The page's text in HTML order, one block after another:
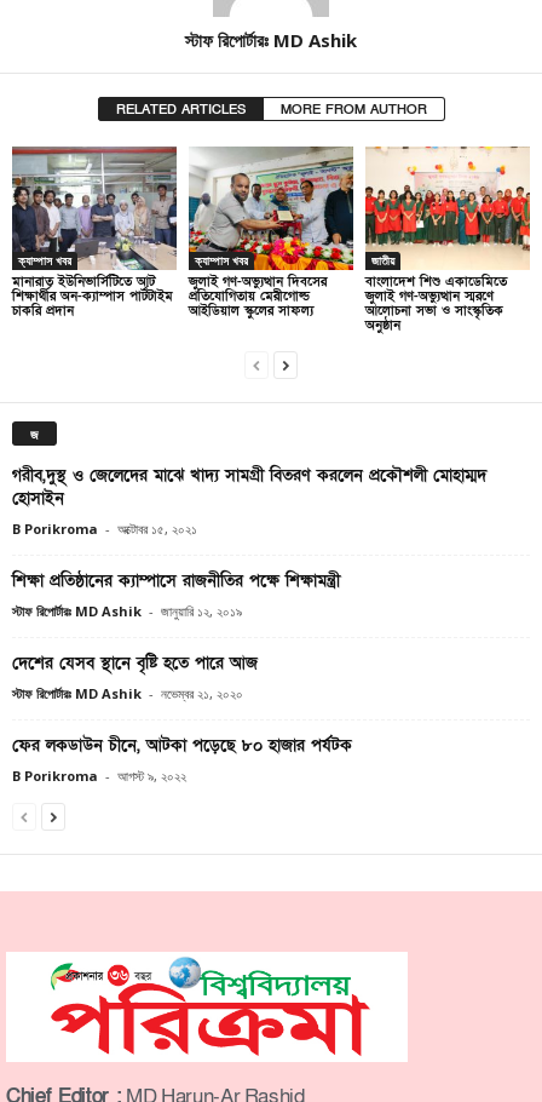
স্টাফ রিপোর্টারঃ MD Ashik
RELATED ARTICLES MORE FROM AUTHOR
ক্যাম্পাস খবর
মানারাত ইউনিভার্সিটিতে আট
শিক্ষার্থীর অন-ক্যাম্পাস পার্টটাইম
চাকরি প্রদান
ক্যাম্পাস খবর
জুলাই গণ-অভ্যুত্থান দিবসের
প্রতিযোগিতায় মেরীগোল্ড
আইডিয়াল স্কুলের সাফল্য
জাতীয়
বাংলাদেশ শিশু একাডেমিতে
জুলাই গণ-অভ্যুত্থান স্মরণে
আলোচনা সভা ও সাংস্কৃতিক
অনুষ্ঠান
জ
গরীব,দুস্থ ও জেলেদের মাঝে খাদ্য সামগ্রী বিতরণ করলেন প্রকৌশলী মোহাম্মদ
হোসাইন
B Porikroma - অক্টোবর ১৫, ২০২১
শিক্ষা প্রতিষ্ঠানের ক্যাম্পাসে রাজনীতির পক্ষে শিক্ষামন্ত্রী
স্টাফ রিপোর্টারঃ MD Ashik - জানুয়ারি ১২, ২০১৯
দেশের যেসব স্থানে বৃষ্টি হতে পারে আজ
স্টাফ রিপোর্টারঃ MD Ashik - নভেম্বর ২১, ২০২০
ফের লকডাউন চীনে, আটকা পড়েছে ৮০ হাজার পর্যটক
B Porikroma - আগস্ট ৯, ২০২২